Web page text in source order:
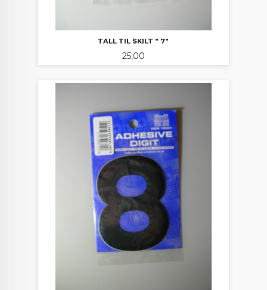
TALL TIL SKILT " 7"
Pris
25,00